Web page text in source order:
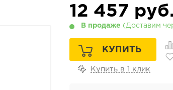
12 457 руб.
В продаже (Доставим
КУПИТЬ
Купить в 1 клик